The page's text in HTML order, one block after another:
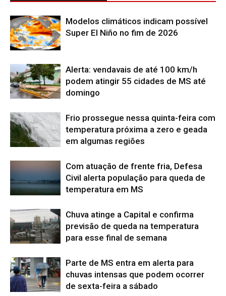
Modelos climáticos indicam possível
Super El Niño no fim de 2026
Alerta: vendavais de até 100 km/h
podem atingir 55 cidades de MS até
domingo
Frio prossegue nessa quinta-feira com
temperatura próxima a zero e geada
em algumas regiões
Com atuação de frente fria, Defesa
Civil alerta população para queda de
temperatura em MS
Chuva atinge a Capital e confirma
previsão de queda na temperatura
para esse final de semana
Parte de MS entra em alerta para
chuvas intensas que podem ocorrer
de sexta-feira a sábado